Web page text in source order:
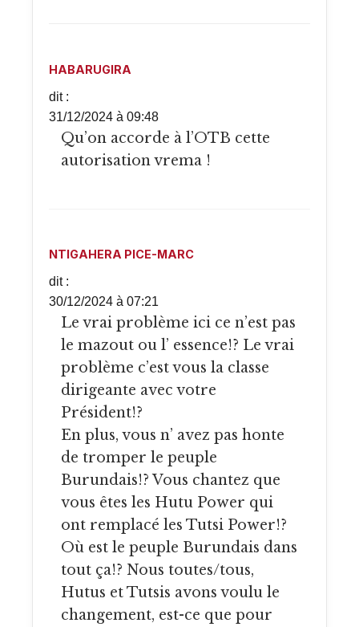
HABARUGIRA
dit :
31/12/2024 à 09:48
Qu’on accorde à l’OTB cette
autorisation vrema !
NTIGAHERA PICE-MARC
dit :
30/12/2024 à 07:21
Le vrai problème ici ce n’est pas
le mazout ou l’ essence!? Le vrai
problème c’est vous la classe
dirigeante avec votre
Président!?
En plus, vous n’ avez pas honte
de tromper le peuple
Burundais!? Vous chantez que
vous êtes les Hutu Power qui
ont remplacé les Tutsi Power!?
Où est le peuple Burundais dans
tout ça!? Nous toutes/tous,
Hutus et Tutsis avons voulu le
changement, est-ce que pour